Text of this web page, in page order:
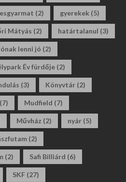
(2) gyerekek (5)
Mátyás (2) határtalanul (3)
lenni jó (2)
Év fürdője (2)
(3) Könyvtár (2)
(7) Mudfield (7)
Művház (2) nyár (5)
(2)
(2) Safi Billiárd (6)
SKF (27)